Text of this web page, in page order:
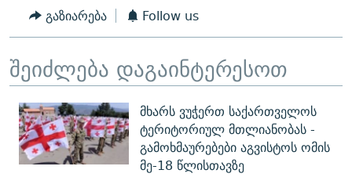
ᲐᲒᲕᲘᲡᲢᲝᲡ ᲝᲛᲘ
გაზიარება Follow us
შეიძლება დაგაინტერესოთ
მხარს ვუჭერთ საქართველოს
ტერიტორიულ მთლიანობას -
გამოხმაურებები აგვისტოს ომის
მე-18 წლისთავზე